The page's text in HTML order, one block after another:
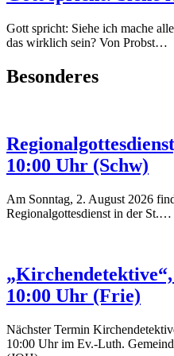
Gott spricht: Siehe ich mache
das wirklich sein? Von Probst…
Besonderes
10:00 Uhr (Schw)
Am Sonntag, 2. August 2026
Regionalgottesdienst in der St.…
„Kirchendetektive“,
10:00 Uhr (Frie)
Nächster Termin
10:00 Uhr im Ev.-Luth.